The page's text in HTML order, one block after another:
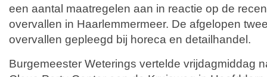
een aantal maatregelen aan in reactie op de
overvallen in Haarlemmermeer. De afgelopen
overvallen gepleegd bij horeca en detailhandel.
Burgemeester Weterings vertelde vrijdagmiddag